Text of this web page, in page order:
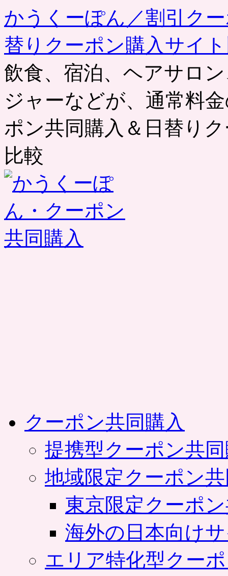
かうくーぽん／割引ク
替りクーポン購入サイ
飲食、宿泊、ヘアサロ
ジャーなどが、通常料
ポン共同購入＆日替り
比較
クーポン共同購入
提携型クーポン共
地域限定クーポン
東京限定クーポ
海外の日本向け
エリア特化型クー